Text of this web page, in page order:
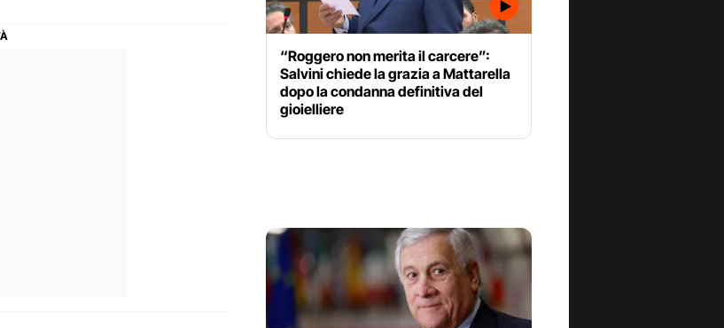
“Roggero non merita il carcere”:
Salvini chiede la grazia a Mattarella
dopo la condanna definitiva del
gioielliere